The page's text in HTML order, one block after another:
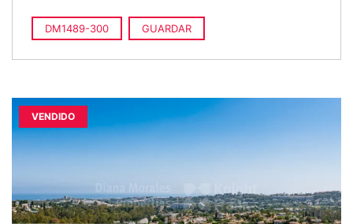
DM1489-300 GUARDAR
VENDIDO